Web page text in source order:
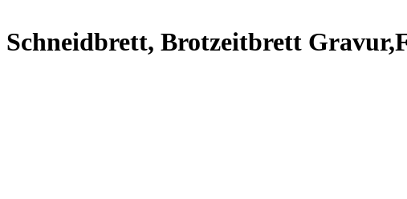
Schneidbrett, Brotzeitbrett